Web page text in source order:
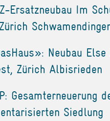
Ersatzneubau Im
Neubau Else
Zürich Albisrieden
Gesamterneuerung
Siedlung